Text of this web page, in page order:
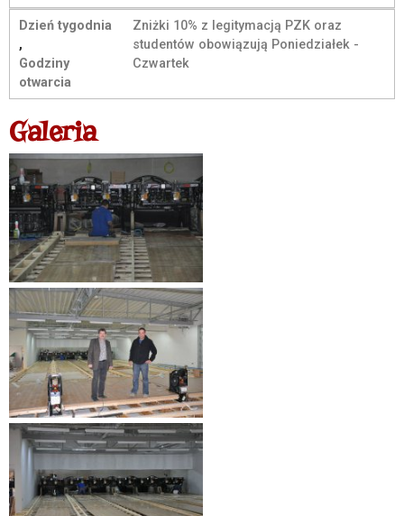
Dzień tygodnia
,
Godziny
otwarcia
Zniżki 10% z legitymacją PZK oraz
studentów obowiązują Poniedziałek -
Czwartek
Galeria